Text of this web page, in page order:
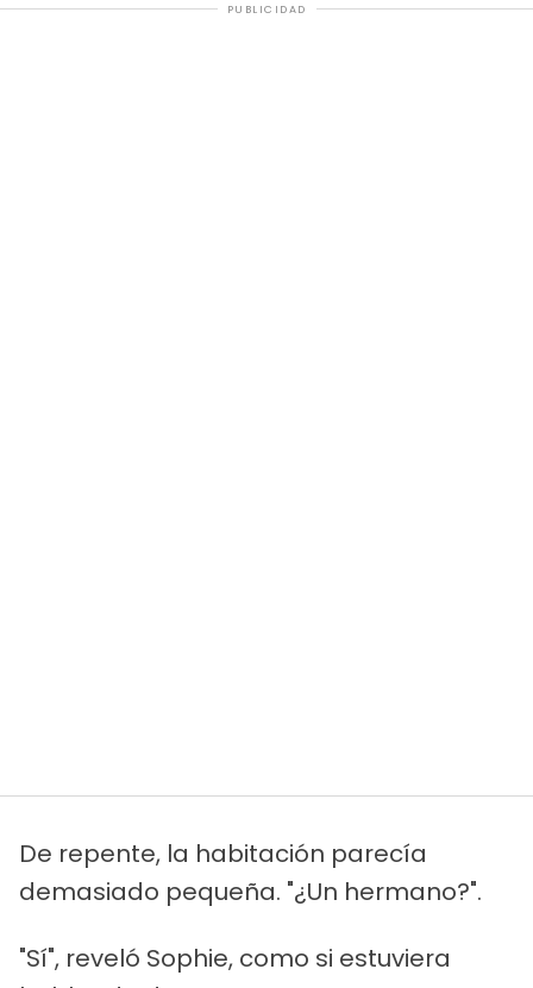
PUBLICIDAD
De repente, la habitación parecía
demasiado pequeña. "¿Un hermano?".
"Sí", reveló Sophie, como si estuviera